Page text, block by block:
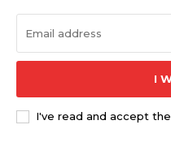
I
I've read and accept the